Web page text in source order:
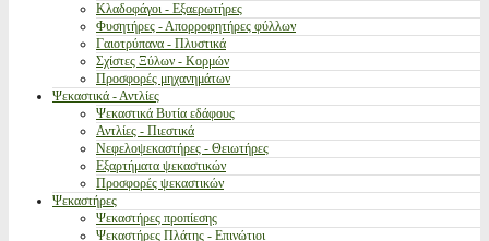
Κλαδοφάγοι - Εξαερωτήρες
Φυσητήρες - Απορροφητήρες φύλλων
Γαιοτρύπανα - Πλυστικά
Σχίστες Ξύλων - Κορμών
Προσφορές μηχανημάτων
Ψεκαστικά - Αντλίες
Ψεκαστικά Βυτία εδάφους
Αντλίες - Πιεστικά
Νεφελοψεκαστήρες - Θειωτήρες
Εξαρτήματα ψεκαστικών
Προσφορές ψεκαστικών
Ψεκαστήρες
Ψεκαστήρες προπίεσης
Ψεκαστήρες Πλάτης - Επινώτιοι